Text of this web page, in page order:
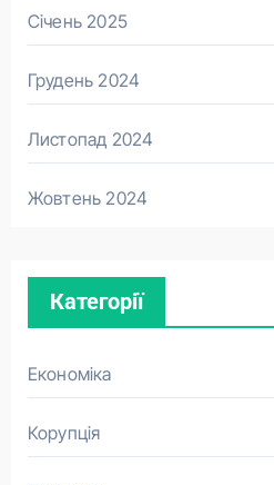
Січень 2025
Грудень 2024
Листопад 2024
Жовтень 2024
Категорії
Економіка
Корупція